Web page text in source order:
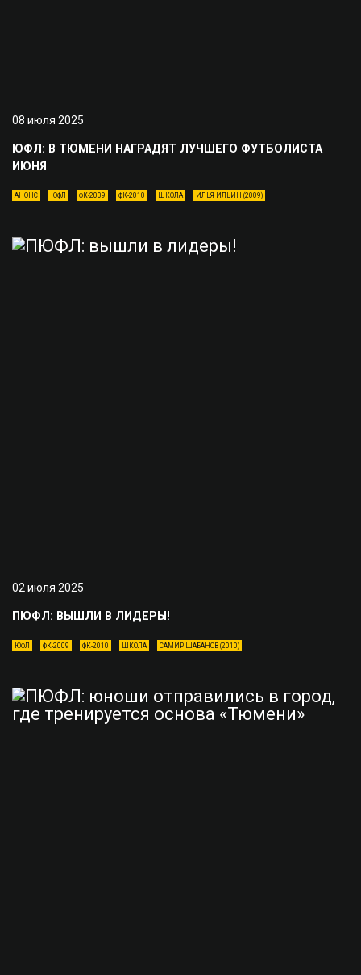
08 июля 2025
ЮФЛ: В ТЮМЕНИ НАГРАДЯТ ЛУЧШЕГО ФУТБОЛИСТА
ИЮНЯ
АНОНС ЮФЛ ФК-2009 ФК-2010 ШКОЛА ИЛЬЯ ИЛЬИН (2009)
02 июля 2025
ПЮФЛ: ВЫШЛИ В ЛИДЕРЫ!
ЮФЛ ФК-2009 ФК-2010 ШКОЛА САМИР ШАБАНОВ (2010)